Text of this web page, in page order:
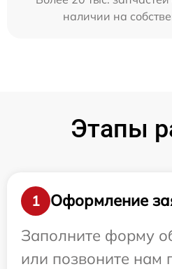
наличии на
Этапы
1
Оформление
Заполните форму
или позвоните нам